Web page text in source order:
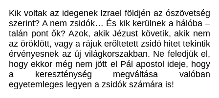
Kik voltak az idegenek Izrael földjén az ószövetség
szerint? A nem zsidók… És kik kerülnek a hálóba –
talán pont ők? Azok, akik Jézust követik, akik nem
az öröklött, vagy a rájuk erőltetett zsidó hitet tekintik
érvényesnek az új világkorszakban. Ne feledjük el,
hogy ekkor még nem jött el Pál apostol ideje, hogy
a kereszténység megváltása valóban
egyetemleges legyen a zsidók számára is!